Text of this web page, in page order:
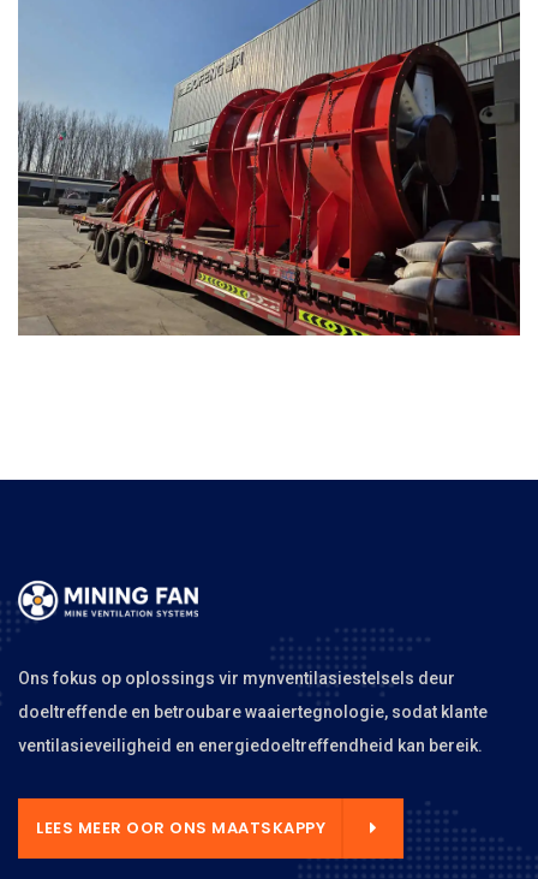
Versending: Groot Industriële Sentrifugale Waaier | BOFENG Gevallestudie
Ons fokus op oplossings vir mynventilasiestelsels deur
doeltreffende en betroubare waaiertegnologie, sodat klante
ventilasieveiligheid en energiedoeltreffendheid kan bereik.
LEES MEER OOR ONS MAATSKAPPY